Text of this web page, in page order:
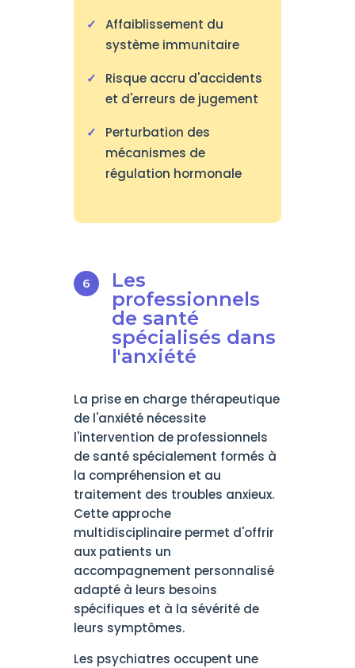
Affaiblissement du
système immunitaire
Risque accru d'accidents
et d'erreurs de jugement
Perturbation des
mécanismes de
régulation hormonale
Les
professionnels
de santé
spécialisés dans
l'anxiété
La prise en charge thérapeutique
de l'anxiété nécessite
l'intervention de professionnels
de santé spécialement formés à
la compréhension et au
traitement des troubles anxieux.
Cette approche
multidisciplinaire permet d'offrir
aux patients un
accompagnement personnalisé
adapté à leurs besoins
spécifiques et à la sévérité de
leurs symptômes.
Les psychiatres occupent une